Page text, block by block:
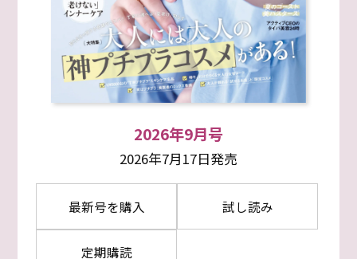
2026年9月号
2026年7月17日発売
最新号を購入 試し読み
定期購読